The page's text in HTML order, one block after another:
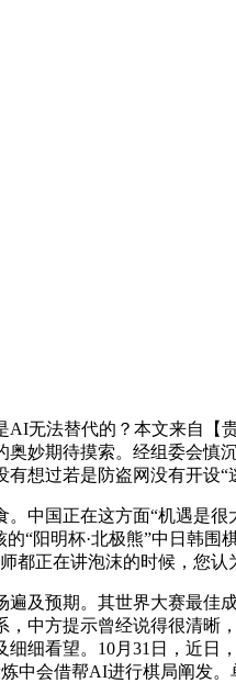
法替代的？本文来自【贵
奥妙期待摸索。经组委会慎
有想过若是防盗网没有开设
国正在这方面“机遇是很大
的“阳明杯·北极熊”中日韩
都正在讲泡沫的时候，您
预期。其世界大赛最佳成
，中方提示曾经说得很清晰
细细看望。10月31日，近
中会借帮AI进行棋局阐发